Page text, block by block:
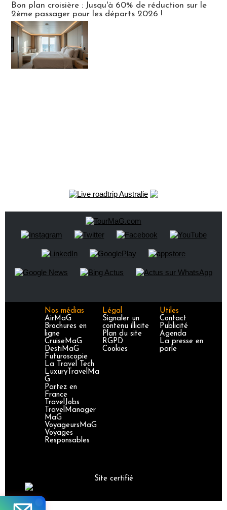
Bon plan croisière : Jusqu'à 60% de réduction sur le
2ème passager pour les départs 2026 !
Nos médias
AirMaG
Brochures en
ligne
CruiseMaG
DestiMaG
Futuroscopie
La Travel Tech
LuxuryTravelMa
G
Partez en
France
TravelJobs
TravelManager
MaG
VoyageursMaG
Voyages
Responsables
Légal
Signaler un
contenu illicite
Plan du site
RGPD
Cookies
Utiles
Contact
Publicité
Agenda
La presse en
parle
Site certifié